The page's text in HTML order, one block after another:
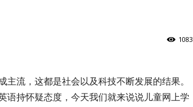
1083
流，这都是社会以及科技不断发展的结果。
语持怀疑态度，今天我们就来说说儿童网上学